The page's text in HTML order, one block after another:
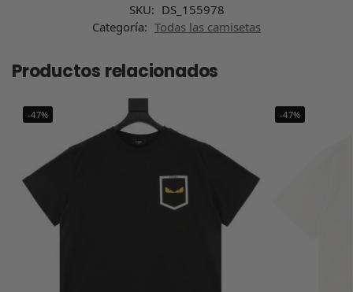
SKU: DS_155978
Categoría: Todas las camisetas
Productos relacionados
-47% -47%